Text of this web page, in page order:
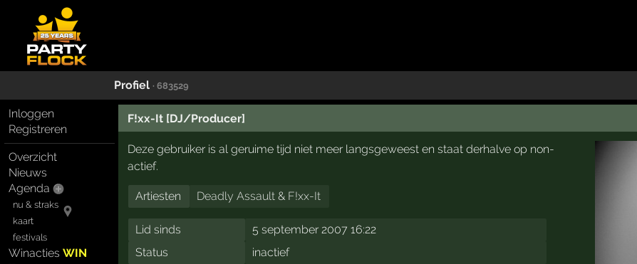
Profiel · 683529
Inloggen
Registreren
Overzicht
Nieuws
Agenda
nu & straks
kaart
festivals
WinactiesWIN
F!xx-It [DJ/Producer]
Deze gebruiker is al geruime tijd niet meer langsgeweest en staat derhalve op non-
actief.
Artiesten Deadly Assault & F!xx-It
Lid sinds
5 september 2007 16:22
Status
inactief